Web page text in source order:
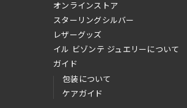
オンラインストア
スターリングシルバー
レザーグッズ
イル ビゾンテ ジュエリーについて
ガイド
包装について
ケアガイド